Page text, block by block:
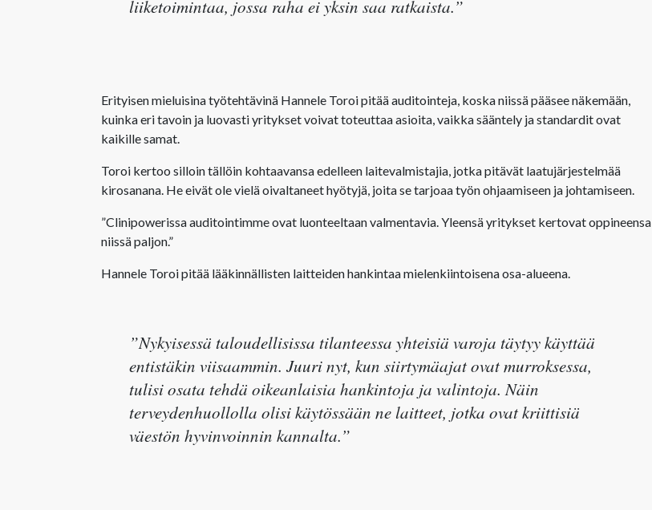
liiketoimintaa, jossa raha ei yksin saa ratkaista.”
Erityisen mieluisina työtehtävinä Hannele Toroi pitää auditointeja, koska niissä pääsee näkemään,
kuinka eri tavoin ja luovasti yritykset voivat toteuttaa asioita, vaikka sääntely ja standardit ovat
kaikille samat.
Toroi kertoo silloin tällöin kohtaavansa edelleen laitevalmistajia, jotka pitävät laatujärjestelmää
kirosanana. He eivät ole vielä oivaltaneet hyötyjä, joita se tarjoaa työn ohjaamiseen ja johtamiseen.
”Clinipowerissa auditointimme ovat luonteeltaan valmentavia. Yleensä yritykset kertovat oppineensa
niissä paljon.”
Hannele Toroi pitää lääkinnällisten laitteiden hankintaa mielenkiintoisena osa-alueena.
”Nykyisessä taloudellisissa tilanteessa yhteisiä varoja täytyy käyttää
entistäkin viisaammin. Juuri nyt, kun siirtymäajat ovat murroksessa,
tulisi osata tehdä oikeanlaisia hankintoja ja valintoja. Näin
terveydenhuollolla olisi käytössään ne laitteet, jotka ovat kriittisiä
väestön hyvinvoinnin kannalta.”